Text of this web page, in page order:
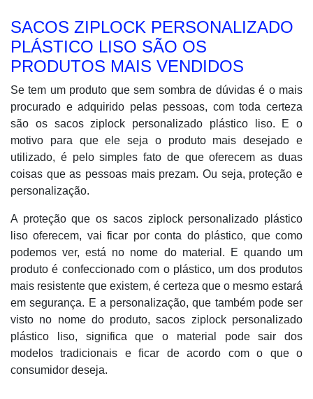
SACOS ZIPLOCK PERSONALIZADO
PLÁSTICO LISO SÃO OS
PRODUTOS MAIS VENDIDOS
Se tem um produto que sem sombra de dúvidas é o mais
procurado e adquirido pelas pessoas, com toda certeza
são os sacos ziplock personalizado plástico liso. E o
motivo para que ele seja o produto mais desejado e
utilizado, é pelo simples fato de que oferecem as duas
coisas que as pessoas mais prezam. Ou seja, proteção e
personalização.
A proteção que os sacos ziplock personalizado plástico
liso oferecem, vai ficar por conta do plástico, que como
podemos ver, está no nome do material. E quando um
produto é confeccionado com o plástico, um dos produtos
mais resistente que existem, é certeza que o mesmo estará
em segurança. E a personalização, que também pode ser
visto no nome do produto, sacos ziplock personalizado
plástico liso, significa que o material pode sair dos
modelos tradicionais e ficar de acordo com o que o
consumidor deseja.